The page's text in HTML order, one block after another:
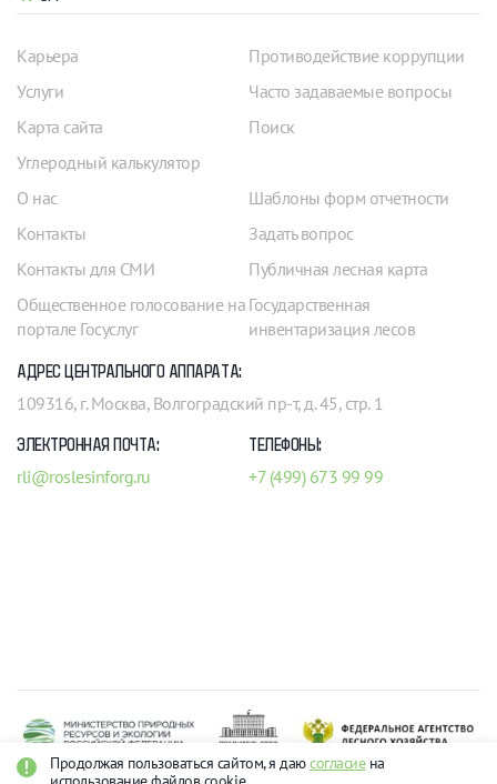
Продолжая пользоваться сайтом, я даюсогласиена
Карьера
Услуги
Карта сайта
Углеродный калькулятор
Противодействие коррупции
Часто задаваемые вопросы
Поиск
О нас
Контакты
Контакты для СМИ
Общественное голосование на
портале Госуслуг
Шаблоны форм отчетности
Задать вопрос
Публичная лесная карта
Государственная
инвентаризация лесов
АДРЕС ЦЕНТРАЛЬНОГО АППАРАТА:
109316, г. Москва, Волгоградский пр-т, д. 45, стр. 1
ЭЛЕКТРОННАЯ ПОЧТА:
rli@roslesinforg.ru
ТЕЛЕФОНЫ:
+7 (499) 673 99 99